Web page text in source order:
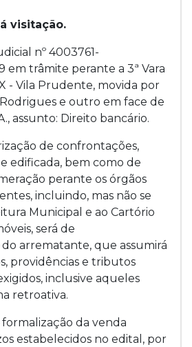
visitação.
nº 4003761-
em trâmite perante a 3ª Vara
- Vila Prudente, movida por
e outro em face de
assunto: Direito bancário.
de confrontações,
edificada, bem como de
perante os órgãos
incluindo, mas não se
Municipal e ao Cartório
será de
arrematante, que assumirá
providências e tributos
inclusive aqueles
retroativa.
formalização da venda
estabelecidos no edital, por